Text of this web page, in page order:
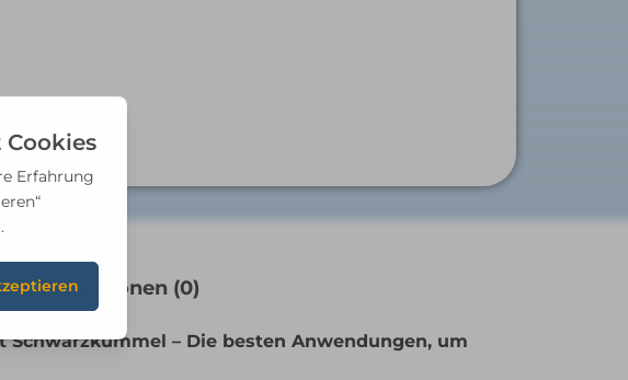
Rezensionen (0)
Schwarzkümmel – Die besten Anwendungen, um